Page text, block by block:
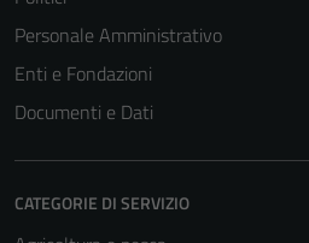
Personale Amministrativo
Enti e Fondazioni
Documenti e Dati
CATEGORIE DI SERVIZIO